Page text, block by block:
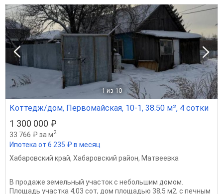
1 из 10
Коттедж/дом, Первомайская, 10-1, 38.50 м², 4 сотки
1 300 000 ₽
33 766 ₽ за м2
Ипотека от 6 235 ₽ в месяц
Хабаровский край, Хабаровский район, Матвеевка
В продаже земельный участок с небольшим домом.
Площадь участка 4,03 сот, дом площадью 38,5 м2, с печным